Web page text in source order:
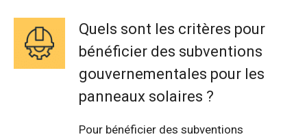
Quels sont les critères pour
bénéficier des subventions
gouvernementales pour les
panneaux solaires ?
Pour bénéficier des subventions